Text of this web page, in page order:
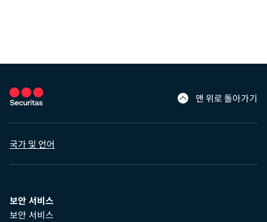
맨 위로 돌아가기
국가 및 언어
보안 서비스
보안 서비스